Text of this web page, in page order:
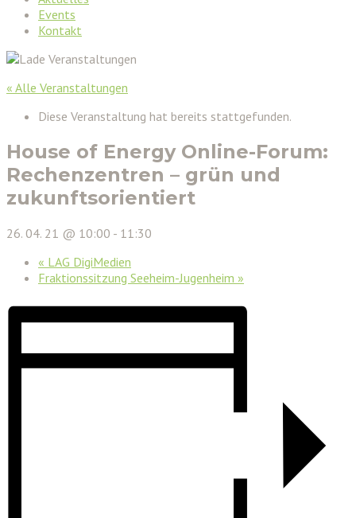
Events
Kontakt
« Alle Veranstaltungen
Diese Veranstaltung hat bereits stattgefunden.
House of Energy Online-Forum:
Rechenzentren – grün und
zukunftsorientiert
26. 04. 21 @ 10:00 - 11:30
« LAG DigiMedien
Fraktionssitzung Seeheim-Jugenheim »